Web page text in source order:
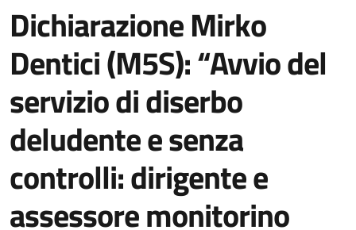
Dichiarazione Mirko
Dentici (M5S): “Avvio del
servizio di diserbo
deludente e senza
controlli: dirigente e
assessore monitorino